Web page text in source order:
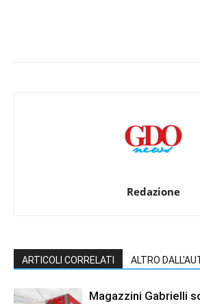
Redazione
ARTICOLI CORRELATI ALTRO
Magazzini Gabrielli